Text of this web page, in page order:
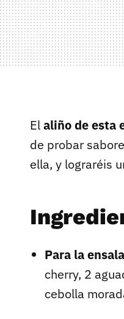
Elaliño de esta
de probar
ella, y lograréis
Para la
cherry, 2
cebolla